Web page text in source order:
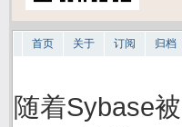
首页 关于 订阅 归档
随着Sybase